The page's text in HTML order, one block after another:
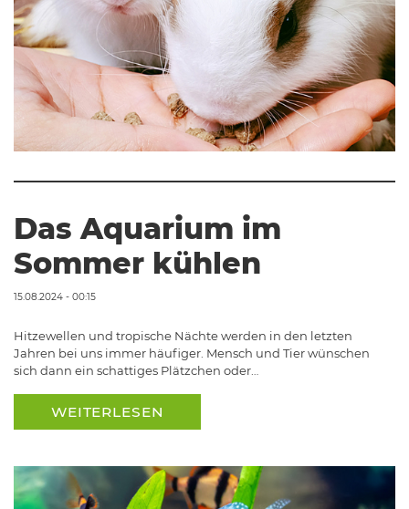
Das Aquarium im
Sommer kühlen
15.08.2024 - 00:15
Hitzewellen und tropische Nächte werden in den letzten
Jahren bei uns immer häufiger. Mensch und Tier wünschen
sich dann ein schattiges Plätzchen oder…
WEITERLESEN